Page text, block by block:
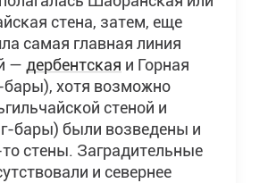
стена, затем, еще
самая главная линия
— дербентская и Горная
бары), хотя возможно
стеной и
бары) были возведены и
стены. Заградительные
и севернее